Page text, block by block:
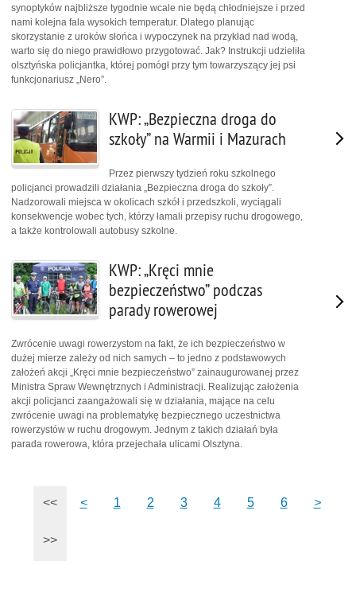
synoptyków najbliższe tygodnie wcale nie będą chłodniejsze i przed
nami kolejna fala wysokich temperatur. Dlatego planując
skorzystanie z uroków słońca i wypoczynek na przykład nad wodą,
warto się do niego prawidłowo przygotować. Jak? Instrukcji udzieliła
olsztyńska policjantka, której pomógł przy tym towarzyszący jej psi
funkcjonariusz „Nero”.
KWP: „Bezpieczna droga do
szkoły” na Warmii i Mazurach
Przez pierwszy tydzień roku szkolnego
policjanci prowadzili działania „Bezpieczna droga do szkoły”.
Nadzorowali miejsca w okolicach szkół i przedszkoli, wyciągali
konsekwencje wobec tych, którzy łamali przepisy ruchu drogowego,
a także kontrolowali autobusy szkolne.
KWP: „Kręci mnie
bezpieczeństwo” podczas
parady rowerowej
Zwrócenie uwagi rowerzystom na fakt, że ich bezpieczeństwo w
dużej mierze zależy od nich samych – to jedno z podstawowych
założeń akcji „Kręci mnie bezpieczeństwo” zainaugurowanej przez
Ministra Spraw Wewnętrznych i Administracji. Realizując założenia
akcji policjanci zaangażowali się w działania, mające na celu
zwrócenie uwagi na problematykę bezpiecznego uczestnictwa
rowerzystów w ruchu drogowym. Jednym z takich działań była
parada rowerowa, która przejechała ulicami Olsztyna.
<< < 1 2 3 4 5 6 >
>>